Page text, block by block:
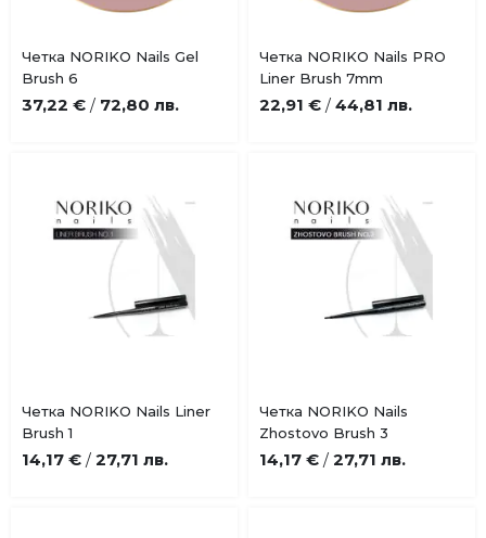
любими
Купи
Четка NORIKO Nails Gel
Brush 6
37,22 € / 72,80 лв.
любими
Купи
Четка NORIKO Nails PRO
Liner Brush 7mm
22,91 € / 44,81 лв.
любими
Купи
Четка NORIKO Nails Liner
Brush 1
14,17 € / 27,71 лв.
любими
Купи
Четка NORIKO Nails
Zhostovo Brush 3
14,17 € / 27,71 лв.